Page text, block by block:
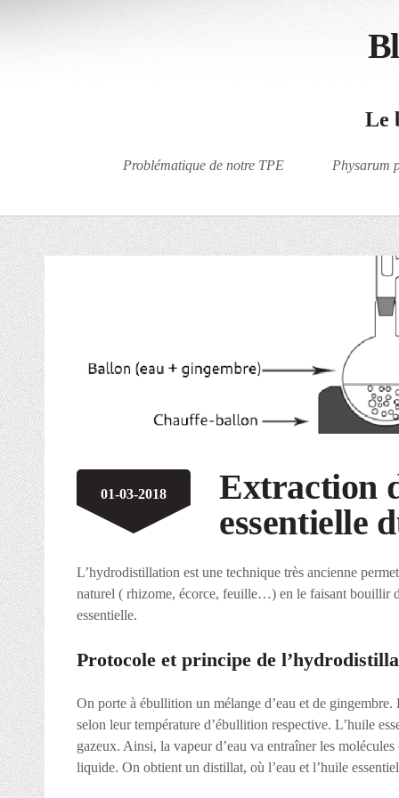
Le
Problématique de notre TPE Physarum
01-03-2018
Extraction
essentielle
L’hydrodistillation est une technique très ancienne
naturel ( rhizome, écorce, feuille…) en le faisant bouillir
essentielle.
Protocole et principe de
On porte à ébullition un mélange d’eau et de
selon leur température d’ébullition respective. L’huile
gazeux. Ainsi, la vapeur d’eau va entraîner les
liquide. On obtient un distillat, où l’eau et l’huile